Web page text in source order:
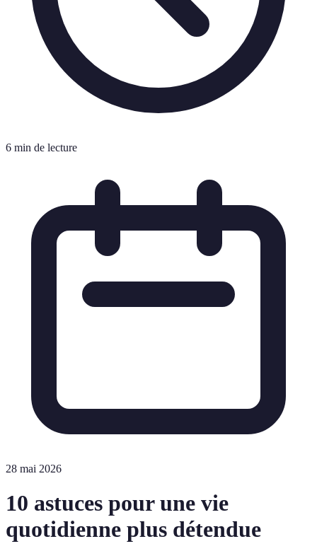
6 min de lecture
28 mai 2026
10 astuces pour une vie
quotidienne plus détendue